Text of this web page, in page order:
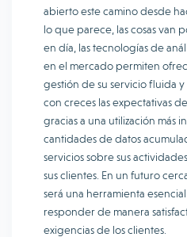
abierto este camino desde
lo que parece, las cosas van
en día, las tecnologías de
en el mercado permiten
gestión de su servicio fluida
con creces las expectativas
gracias a una utilización más
cantidades de datos
servicios sobre sus
sus clientes. En un futuro
será una herramienta
responder de manera
exigencias de los clientes.